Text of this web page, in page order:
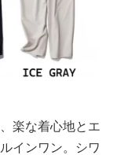
楽な着心地とエ
インワン。シワ